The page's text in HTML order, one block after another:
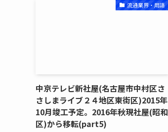
流通業界・用語
中京テレビ新社屋(名古屋市中村区さ
さしまライブ２４地区東街区)2015年
10月竣工予定。2016年秋現社屋(昭和
区)から移転(part5)